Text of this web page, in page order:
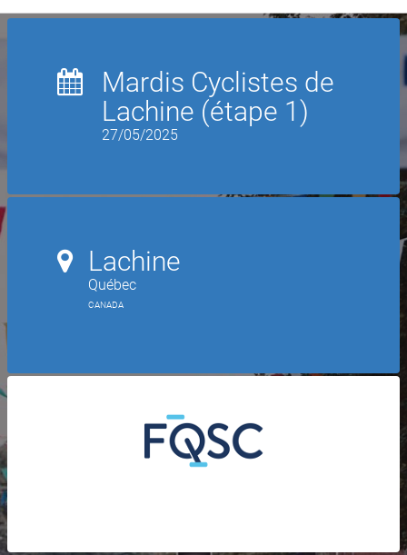
Mardis Cyclistes de
Lachine (étape 1)
27/05/2025
Lachine
Québec
CANADA